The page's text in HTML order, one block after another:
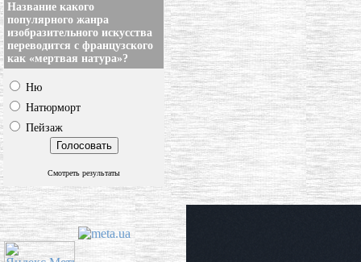
Название какого
популярного жанра
изобразительного искусства
переводится с французского
как «мертвая натура»?
Ню
Натюрморт
Пейзаж
Смотреть результаты